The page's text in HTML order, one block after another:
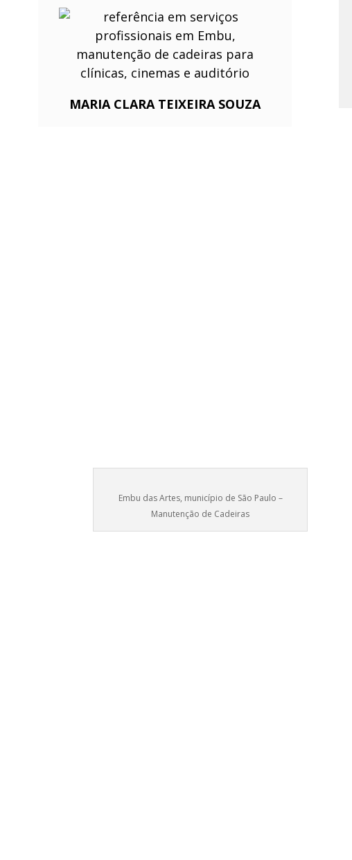
MARIA CLARA TEIXEIRA SOUZA
Embu das Artes, município de São Paulo –
Manutenção de Cadeiras